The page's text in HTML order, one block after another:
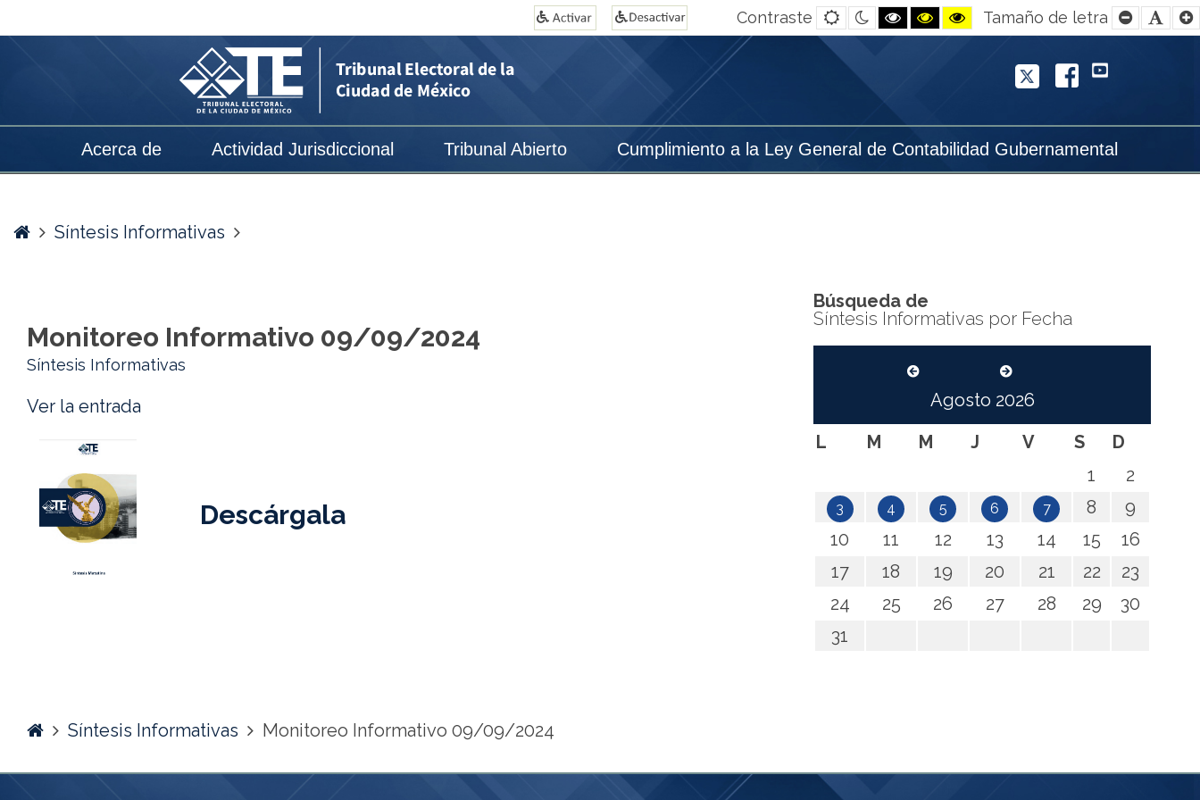
Electoral
Contraste
Default
contrast
Night
contrast
Black
and
Black
and
Yellow
and
contrast
Tamaño de letra
Smaller
FontFont
Acerca de Actividad Jurisdiccional Tribunal Abierto Cumplimiento a la Ley General de Contabilidad Gubernamental
Twitter
Facebook
YouTube
HomeSíntesis Informativas
Monitoreo Informativo 09/09/2024
Síntesis Informativas
Ver la entrada
Descárgala
Búsqueda de
Síntesis Informativas por Fecha
Agosto 2026
L
M M J V S
D
1
2
3 4 5 6 7 8
9
10
11 12 13 14 15
16
17
18 19 20 21 22
23
24
25 26 27 28 29
30
31
HomeSíntesis Informativas Monitoreo Informativo 09/09/2024